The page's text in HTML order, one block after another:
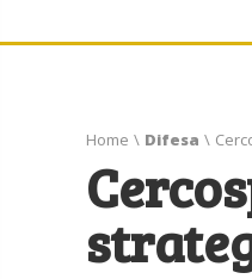
Home \ Difesa \